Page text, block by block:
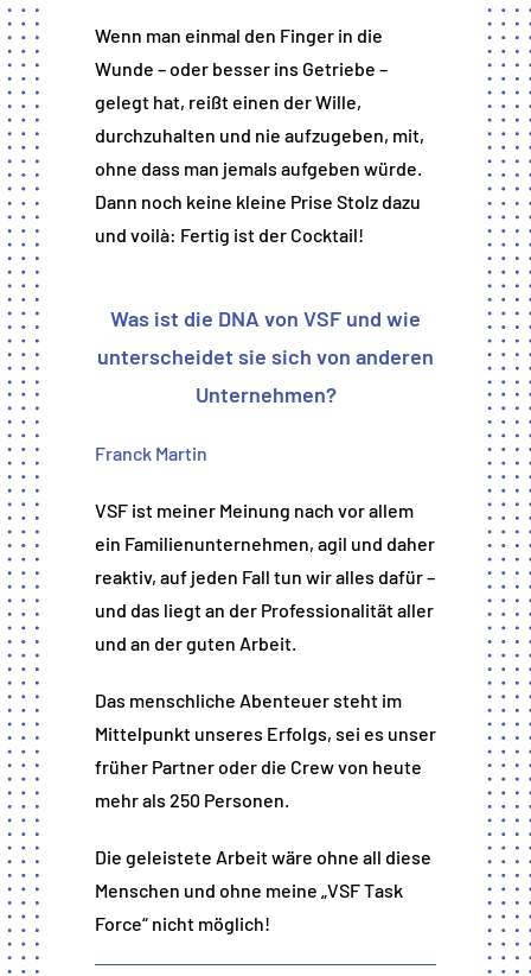
Wenn man einmal den Finger in die
Wunde – oder besser ins Getriebe –
gelegt hat, reißt einen der Wille,
durchzuhalten und nie aufzugeben, mit,
ohne dass man jemals aufgeben würde.
Dann noch keine kleine Prise Stolz dazu
und voilà: Fertig ist der Cocktail!
Was ist die DNA von VSF und wie
unterscheidet sie sich von anderen
Unternehmen?
Franck Martin
VSF ist meiner Meinung nach vor allem
ein Familienunternehmen, agil und daher
reaktiv, auf jeden Fall tun wir alles dafür –
und das liegt an der Professionalität aller
und an der guten Arbeit.
Das menschliche Abenteuer steht im
Mittelpunkt unseres Erfolgs, sei es unser
früher Partner oder die Crew von heute
mehr als 250 Personen.
Die geleistete Arbeit wäre ohne all diese
Menschen und ohne meine „VSF Task
Force“ nicht möglich!